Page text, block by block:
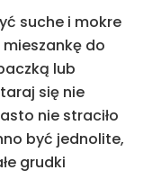
suche i mokre
do
lub
się nie
nie straciło
być jednolite,
grudki